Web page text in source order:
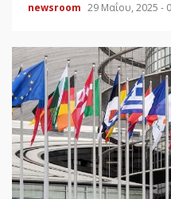
newsroom 29 Μαΐου, 2025 -